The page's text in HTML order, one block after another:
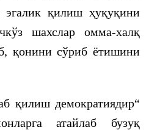
эгалик қилиш ҳуқуқини
шахслар омма-халқ
қонини сўриб ётишини
қилиш демократиядир“
атайлаб бузуқ